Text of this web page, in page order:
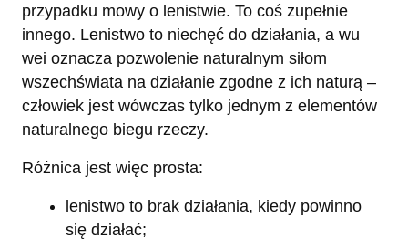
przypadku mowy o lenistwie. To coś zupełnie
innego. Lenistwo to niechęć do działania, a wu
wei oznacza pozwolenie naturalnym siłom
wszechświata na działanie zgodne z ich naturą –
człowiek jest wówczas tylko jednym z elementów
naturalnego biegu rzeczy.
Różnica jest więc prosta:
lenistwo to brak działania, kiedy powinno
się działać;